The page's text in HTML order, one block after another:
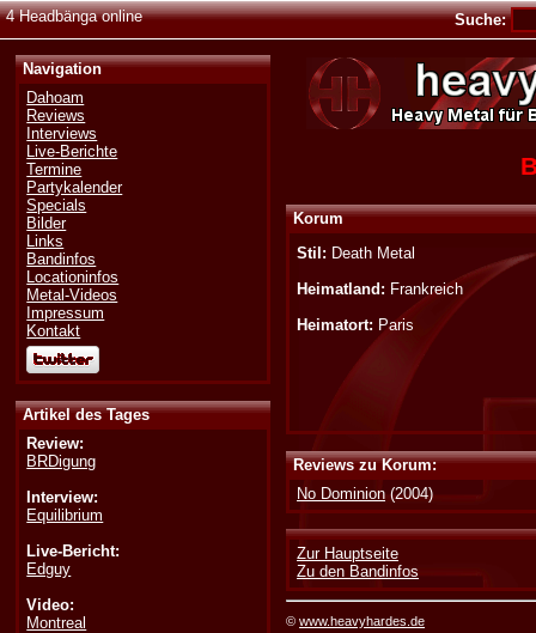
4 Headbänga online Suche:
Navigation
Dahoam
Reviews
Interviews
Live-Berichte
Termine
Partykalender
Specials
Bilder
Links
Bandinfos
Locationinfos
Metal-Videos
Impressum
Kontakt
Artikel des Tages
Review:
BRDigung
Interview:
Equilibrium
Live-Bericht:
Edguy
Video:
Montreal
Korum
Stil: Death Metal
Heimatland: Frankreich
Heimatort: Paris
Reviews zu Korum:
No Dominion (2004)
Zur Hauptseite
Zu den Bandinfos
©www.heavyhardes.de